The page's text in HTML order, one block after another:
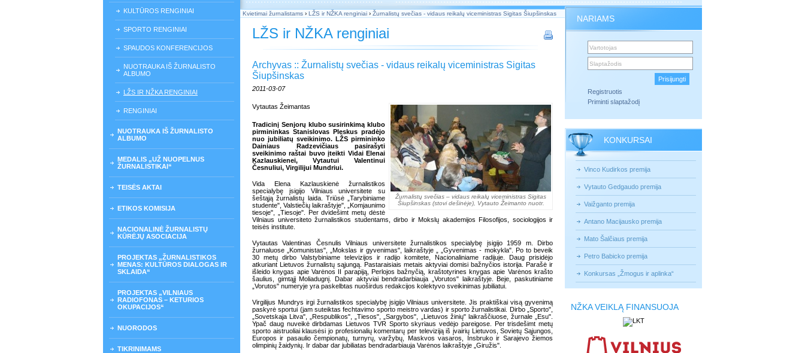
KULTŪROS RENGINIAI
SPORTO RENGINIAI
SPAUDOS KONFERENCIJOS
NUOTRAUKA IŠ ŽURNALISTO
ALBUMO
LŽS IR NŽKA RENGINIAI
RENGINIAI
NUOTRAUKA IŠ ŽURNALISTO
ALBUMO
MEDALIS „UŽ NUOPELNUS
ŽURNALISTIKAI“
TEISĖS AKTAI
ETIKOS KOMISIJA
NACIONALINĖ ŽURNALISTŲ
KŪRĖJŲ ASOCIACIJA
PROJEKTAS „ŽURNALISTIKOS
MENAS: KULTŪROS DIALOGAS IR
SKLAIDA“
PROJEKTAS „VILNIAUS
RADIOFONAS – KETURIOS
OKUPACIJOS“
NUORODOS
TIKRINIMAMS
Kvietimai žurnalistams › LŽS ir NŽKA renginiai › Žurnalistų svečias - vidaus reikalų viceministras Sigitas Šiupšinskas
LŽS ir NŽKA renginiai
Archyvas :: Žurnalistų svečias - vidaus reikalų viceministras Sigitas
Šiupšinskas
2011-03-07
Žurnalistų svečias – vidaus reikalų viceministras Sigitas
Šiupšinskas (stovi dešinėje), Vytauto Žeimanto nuotr.
Vytautas Žeimantas
Tradicinį Senjorų klubo susirinkimą klubo
pirmininkas Stanislovas Pleskus pradėjo
nuo jubiliatų sveikinimo. LŽS pirmininko
Dainiaus Radzevičiaus pasirašyti
sveikinimo raštai buvo įteikti Vidai Elenai
Kazlauskienei, Vytautui Valentinui
Česnuliui, Virgilijui Mundriui.
Vida Elena Kazlauskienė žurnalistikos
specialybę įsigijo Vilniaus universitete su
šeštąją žurnalistų laida. Triūsė „Tarybiniame
studente", Valstiečių laikraštyje", „Komjaunimo
tiesoje", „Tiesoje". Per dvidešimt metų dėstė
Vilniaus universiteto žurnalistikos studentams, dirbo ir Mokslų akademijos Filosofijos, sociologijos ir
teisės institute.
Vytautas Valentinas Česnulis Vilniaus universitete žurnalistikos specialybę įsigijo 1959 m. Dirbo
žurnaluose „Komunistas", „Mokslas ir gyvenimas", laikraštyje „ „Gyvenimas - mokykla". Po to beveik
30 metų dirbo Valstybiniame televizijos ir radijo komitete, Nacionaliniame radijuje. Daug prisidėjo
atkuriant Lietuvos žurnalistų sąjungą. Pastaraisiais metais aktyviai domisi bažnyčios istorija. Parašė ir
išleido knygas apie Varėnos II parapiją, Perlojos bažnyčią, kraštotyrines knygas apie Varėnos krašto
šaulius, gimtąjį Moliadugnį. Dabar aktyviai bendradarbiauja „Vorutos" laikraštyje. Beje, paskutiniame
„Vorutos" numeryje yra paskelbtas nuoširdus redakcijos kolektyvo sveikinimas jubiliatui.
Virgilijus Mundrys irgi žurnalistikos specialybę įsigijo Vilniaus universitete. Jis praktiškai visą gyvenimą
paskyrė sportui (jam suteiktas fechtavimo sporto meistro vardas) ir sporto žurnalistikai. Dirbo „Sporto",
„Sovetskaja Litva", „Respublikos", „Tiesos", „Sargybos", „Lietuvos žinių" laikraščiuose, žurnale „Esu".
Ypač daug nuveikė dirbdamas Lietuvos TVR Sporto skyriaus vedėjo pareigose. Per trisdešimt metų
sporto aistruoliai klausėsi jo profesionalių komentarų per televiziją iš įvairių Lietuvos, Sovietų Sąjungos,
Europos ir pasaulio čempionatų, turnyrų, varžybų, Maskvos vasaros, Insbruko ir Sarajevo žiemos
olimpinių žaidynių. Ir dabar dar jubiliatas bendradarbiauja Varėnos laikraštyje „Giružis".
NARIAMS
Registruotis
Priminti slaptažodį
KONKURSAI
Vinco Kudirkos premija
Vytauto Gedgaudo premija
Vaižganto premija
Antano Macijausko premija
Mato Šalčiaus premija
Petro Babicko premija
Konkursas „Žmogus ir aplinka“
NŽKA VEIKLĄ FINANSUOJA